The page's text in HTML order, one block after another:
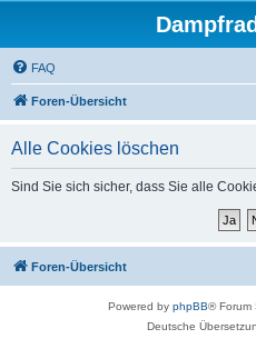
FAQ
Foren-Übersicht
Alle Cookies löschen
Sind Sie sich sicher, dass Sie alle
Foren-Übersicht
Powered by phpBB® Forum
Deutsche